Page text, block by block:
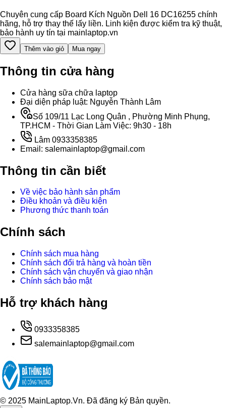
Chuyên cung cấp Board Kích Nguồn Dell 16 DC16255 chính
hãng, hỗ trợ thay thế lấy liền. Linh kiện được kiểm tra kỹ thuật,
bảo hành uy tín tại mainlaptop.vn
Thêm vào giỏ Mua ngay
Thông tin cửa hàng
Cửa hàng sữa chữa laptop
Đại diện pháp luật: Nguyễn Thành Lâm
Số 109/11 Lạc Long Quân , Phường Minh Phụng,
TP.HCM - Thời Gian Làm Việc: 9h30 - 18h
Lâm 0933358385
Email: salemainlaptop@gmail.com
Thông tin cần biết
Về việc bảo hành sản phẩm
Điều khoản và điều kiện
Phương thức thanh toán
Chính sách
Chính sách mua hàng
Chính sách đổi trả hàng và hoàn tiền
Chính sách vận chuyển và giao nhận
Chính sách bảo mật
Hỗ trợ khách hàng
0933358385
salemainlaptop@gmail.com
© 2025 MainLaptop.Vn. Đã đăng ký Bản quyền.